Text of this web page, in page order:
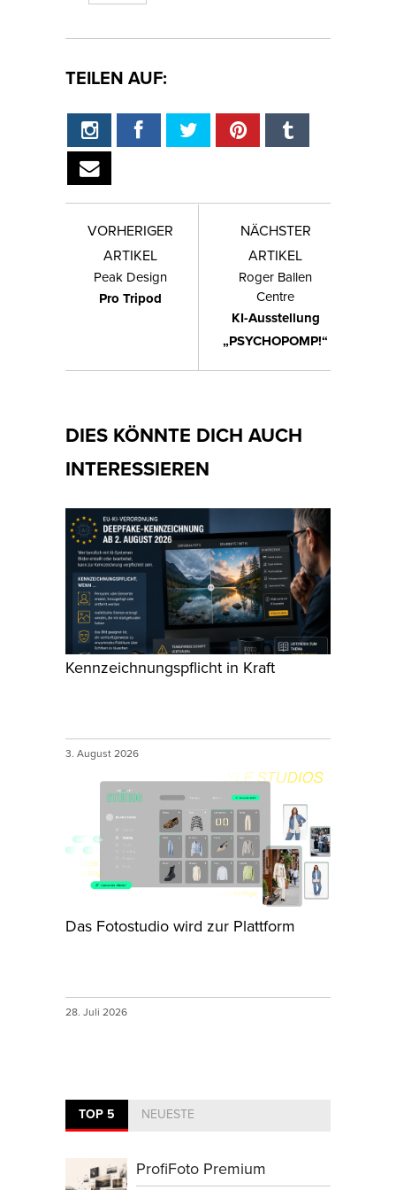
TEILEN AUF:
VORHERIGER
ARTIKEL
Peak Design
Pro Tripod
NÄCHSTER
ARTIKEL
Roger Ballen
Centre
KI-Ausstellung
„PSYCHOPOMP!“
DIES KÖNNTE DICH AUCH
INTERESSIEREN
Kennzeichnungspflicht in Kraft
3. August 2026
Das Fotostudio wird zur Plattform
28. Juli 2026
TOP 5 NEUESTE
ProfiFoto Premium